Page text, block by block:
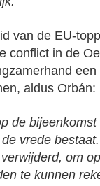
van de EU-
conflict in de
aldus Orbán:
de
vrede
om
te kunnen